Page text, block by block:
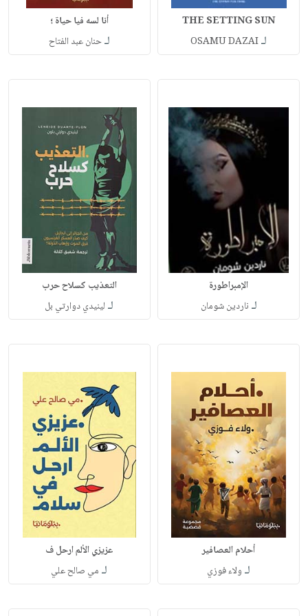
THE SETTING SUN
لـOSAMU DAZAI
أنا لسه فيا حياة ؛
لـحنان عبد الفتاح
الإمبراطورة
لـ ناردين شومان
التعذيب كسلاح حرب
لـ لينيدي دوارتي بل
أحلام العصافير
لـ ولاء فوزي
عزيزي الألم ارحل ف
لـ مي صالح علي